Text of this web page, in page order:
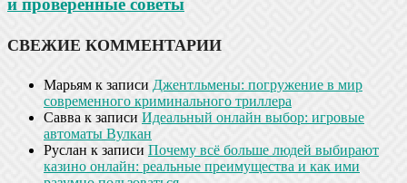
СВЕЖИЕ КОММЕНТАРИИ
Марьям к записи Джентльмены: погружение в мир
современного криминального триллера
Савва к записи Идеальный онлайн выбор: игровые
автоматы Вулкан
Руслан к записи Почему всё больше людей выбирают
казино онлайн: реальные преимущества и как ими